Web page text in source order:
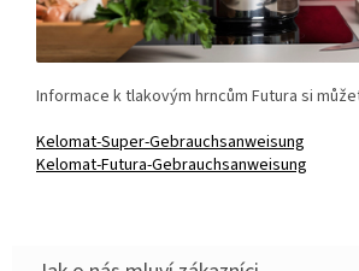
Informace k tlakovým hrncům Futura si
Kelomat-Super-Gebrauchsanweisung
Kelomat-Futura-Gebrauchsanweisung